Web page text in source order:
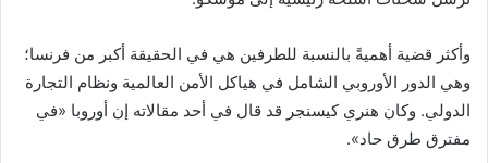
وأكثر قضية أهميةً بالنسبة للطرفين هي في الحقيقة أكبر من فرنسا؛
وهي الدور الأوروبي الشامل في هياكل الأمن العالمية ونظام التجارة
الدولي. وكان هنري كيسنجر قد قال في أحد مقالاته إن أوروبا «في
مفترق طرق حاد».